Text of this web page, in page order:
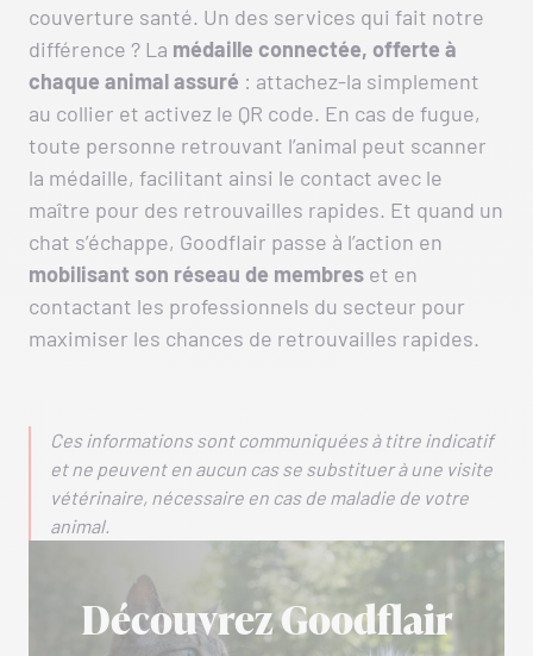
couverture santé. Un des services qui fait notre
différence ? La médaille connectée, offerte à
chaque animal assuré : attachez-la simplement
au collier et activez le QR code. En cas de fugue,
toute personne retrouvant l’animal peut scanner
la médaille, facilitant ainsi le contact avec le
maître pour des retrouvailles rapides. Et quand un
chat s’échappe, Goodflair passe à l’action en
mobilisant son réseau de membres et en
contactant les professionnels du secteur pour
maximiser les chances de retrouvailles rapides.
Ces informations sont communiquées à titre indicatif
et ne peuvent en aucun cas se substituer à une visite
vétérinaire, nécessaire en cas de maladie de votre
animal.
Découvrez Goodflair